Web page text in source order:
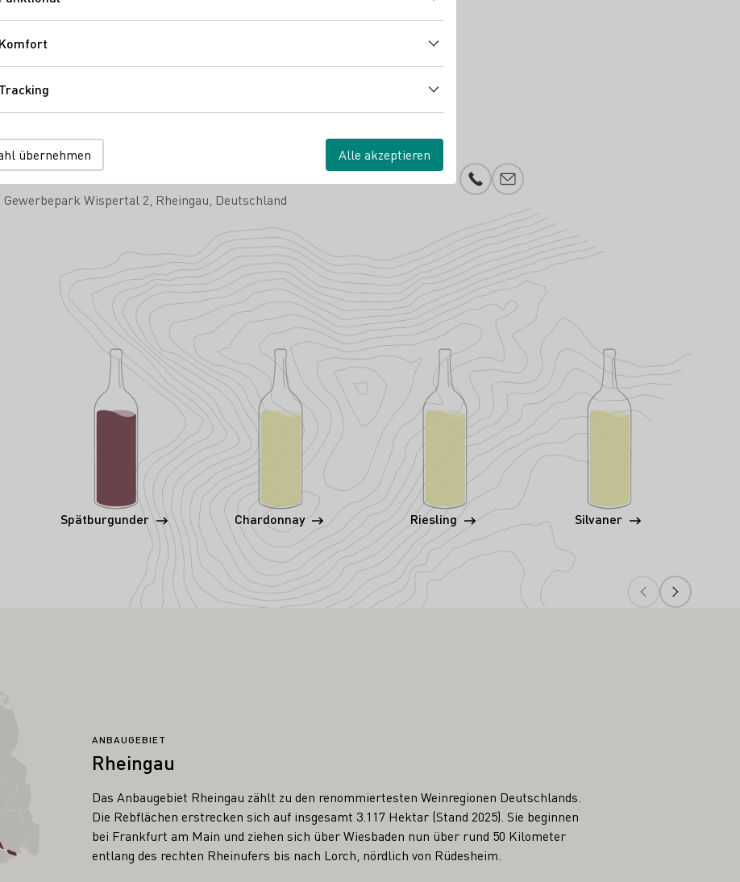
Wein Brände / Destillate
Gewerbepark Wispertal 2 Rheingau Deutschland
Telefonnummer
E-Mail-Adresse
Spätburgunder Chardonnay Riesling Silvaner
ANBAUGEBIET
Rheingau
Das Anbaugebiet Rheingau zählt zu den renommiertesten Weinregionen Deutschlands.
Die Rebflächen erstrecken sich auf insgesamt 3.117 Hektar (Stand 2025). Sie beginnen
bei Frankfurt am Main und ziehen sich über Wiesbaden nun über rund 50 Kilometer
entlang des rechten Rheinufers bis nach Lorch, nördlich von Rüdesheim.
Funktional
Komfort
Tracking
übernehmen Alle akzeptieren